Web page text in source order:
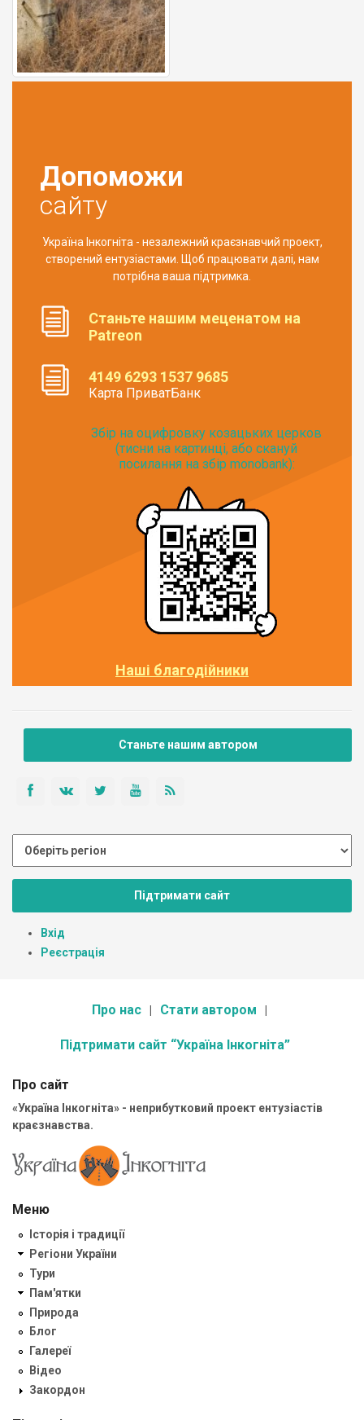
Допоможи
сайту
Україна Інкогніта - незалежний краєзнавчий проект,
створений ентузіастами. Щоб працювати далі, нам
потрібна ваша підтримка.
Станьте нашим меценатом на
Patreon
4149 6293 1537 9685
Карта ПриватБанк
Збір на оцифровку козацьких церков
(тисни на картинці, або скануй
посилання на збір monobank):
Наші благодійники
Станьте нашим автором
Підтримати сайт
Вхід
Реєстрація
Про нас Стати автором
Підтримати сайт “Україна Інкогніта”
Про сайт
«Україна Інкогніта» - неприбутковий проект ентузіастів
краєзнавства.
Меню
Історія і традиції
Регіони України
Тури
Пам'ятки
Природа
Блог
Галереї
Відео
Закордон